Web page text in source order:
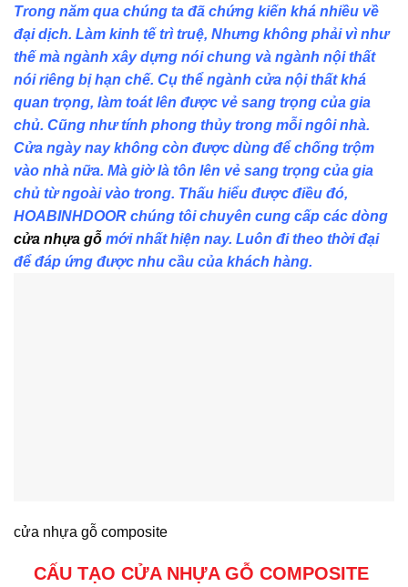
Trong năm qua chúng ta đã chứng kiến khá nhiều về
đại dịch. Làm kinh tế trì truệ, Nhưng không phải vì như
thế mà ngành xây dựng nói chung và ngành nội thất
nói riêng bị hạn chế. Cụ thể ngành cửa nội thất khá
quan trọng, làm toát lên được vẻ sang trọng của gia
chủ. Cũng như tính phong thủy trong mỗi ngôi nhà.
Cửa ngày nay không còn được dùng để chống trộm
vào nhà nữa. Mà giờ là tôn lên vẻ sang trọng của gia
chủ từ ngoài vào trong. Thấu hiểu được điều đó,
HOABINHDOOR chúng tôi chuyên cung cấp các dòng
cửa nhựa gỗ mới nhất hiện nay. Luôn đi theo thời đại
để đáp ứng được nhu cầu của khách hàng.
cửa nhựa gỗ composite
CẤU TẠO CỬA NHỰA GỖ COMPOSITE